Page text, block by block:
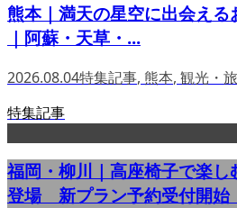
熊本｜満天の星空に出会え
｜阿蘇・天草・...
2026.08.04特集記事, 熊本, 観光・
特集記事
福岡・柳川｜高座椅子で楽
登場 新プラン予約受付開始